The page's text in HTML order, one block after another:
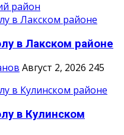
район
в Лакском районе
Август 2, 2026 245
в Кулинском